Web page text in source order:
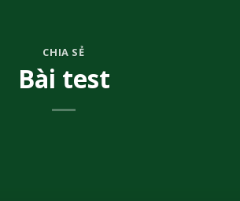
CHIA SẺ
Bài test